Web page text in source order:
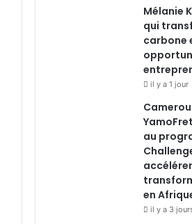
Mélanie
qui
carbone
il y a 1 jour
au
en
il y a 3